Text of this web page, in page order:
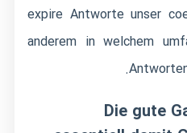
expire Antworte unser
anderem in welchem
Die gute